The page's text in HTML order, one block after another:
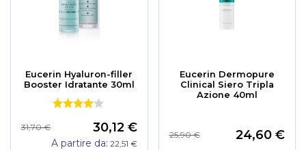
Eucerin Hyaluron-filler
Booster Idratante 30ml
30,12 €
31,70 €
A partire da 22,51 €
Eucerin Dermopure
Clinical Siero Tripla
Azione 40ml
24,60 €
25,90 €